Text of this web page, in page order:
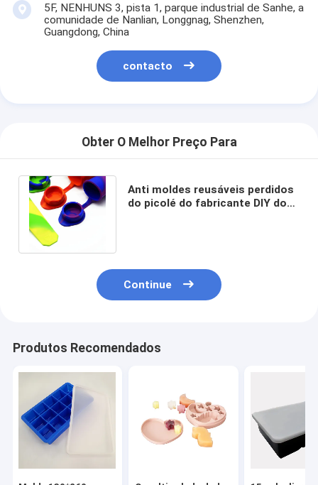
5F, NENHUNS 3, pista 1, parque industrial de Sanhe, a
comunidade de Nanlian, Longgnag, Shenzhen,
Guangdong, China
contacto
Obter O Melhor Preço Para
Anti moldes reusáveis perdidos
do picolé do fabricante DIY do
Continue
Produtos Recomendados